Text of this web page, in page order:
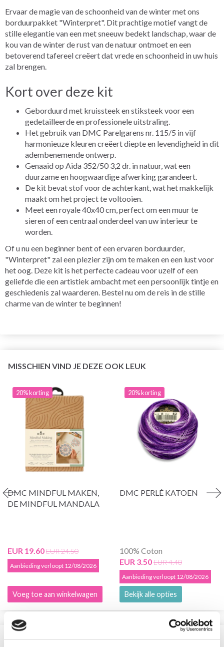
Ervaar de magie van de schoonheid van de winter met ons
borduurpakket "Winterpret". Dit prachtige motief vangt de
stille elegantie van een met sneeuw bedekt landschap, waar de
kou van de winter de rust van de natuur ontmoet en een
betoverend tafereel creëert dat vrede en schoonheid in uw huis
zal brengen.
Kort over deze kit
Geborduurd met kruissteek en stiksteek voor een
gedetailleerde en professionele uitstraling.
Het gebruik van DMC Parelgarens nr. 115/5 in vijf
harmonieuze kleuren creëert diepte en levendigheid in dit
adembenemende ontwerp.
Genaaid op Aida 352/50 3,2 dr. in natuur, wat een
duurzame en hoogwaardige afwerking garandeert.
De kit bevat stof voor de achterkant, wat het makkelijk
maakt om het project te voltooien.
Meet een royale 40x40 cm, perfect om een muur te
sieren of een centraal onderdeel van uw interieur te
worden.
Of u nu een beginner bent of een ervaren borduurder,
"Winterpret" zal een plezier zijn om te maken en een lust voor
het oog. Deze kit is het perfecte cadeau voor uzelf of een
geliefde die een artistiek ambacht met een persoonlijk tintje en
geschiedenis zal waarderen. Bestel nu om de reis in de stille
charme van de winter te beginnen!
MISSCHIEN VIND JE DEZE OOK LEUK
20% korting
DMC MINDFUL MAKEN,
DE MINDFUL MANDALA
EUR 19.60EUR 24.50
Aanbieding verloopt 12/08/2026
Voeg toe aan winkelwagen
20% korting
DMC PERLÉ KATOEN
100% Coton
EUR 3.50EUR 4.40
Aanbieding verloopt 12/08/2026
Bekijk alle opties
VERGELIJKBAAR MET DIT